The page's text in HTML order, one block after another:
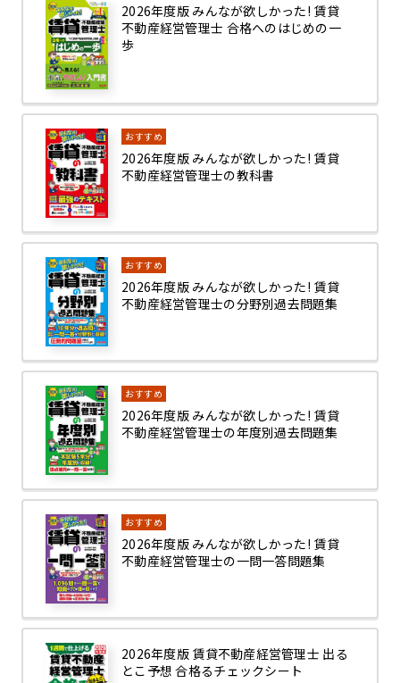
2026年度版 みんなが欲しかった! 賃貸
不動産経営管理士 合格へのはじめの一
歩
おすすめ
2026年度版 みんなが欲しかった! 賃貸
不動産経営管理士の教科書
おすすめ
2026年度版 みんなが欲しかった! 賃貸
不動産経営管理士の分野別過去問題集
おすすめ
2026年度版 みんなが欲しかった! 賃貸
不動産経営管理士の年度別過去問題集
おすすめ
2026年度版 みんなが欲しかった! 賃貸
不動産経営管理士の一問一答問題集
2026年度版 賃貸不動産経営管理士 出る
とこ予想 合格るチェックシート